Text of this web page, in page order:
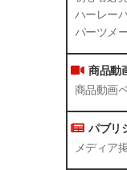
ハーレー
パーツメ
商品動
商品動画
パブリ
メディア